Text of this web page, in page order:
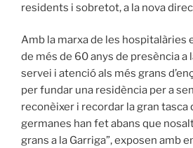
residents i sobretot, a la nova
Amb la marxa de les hospitalàries
de més de 60 anys de presència a
servei i atenció als més grans
per fundar una residència per a
reconèixer i recordar la gran tasca
germanes han fet abans que
grans a la Garriga”, exposen amb